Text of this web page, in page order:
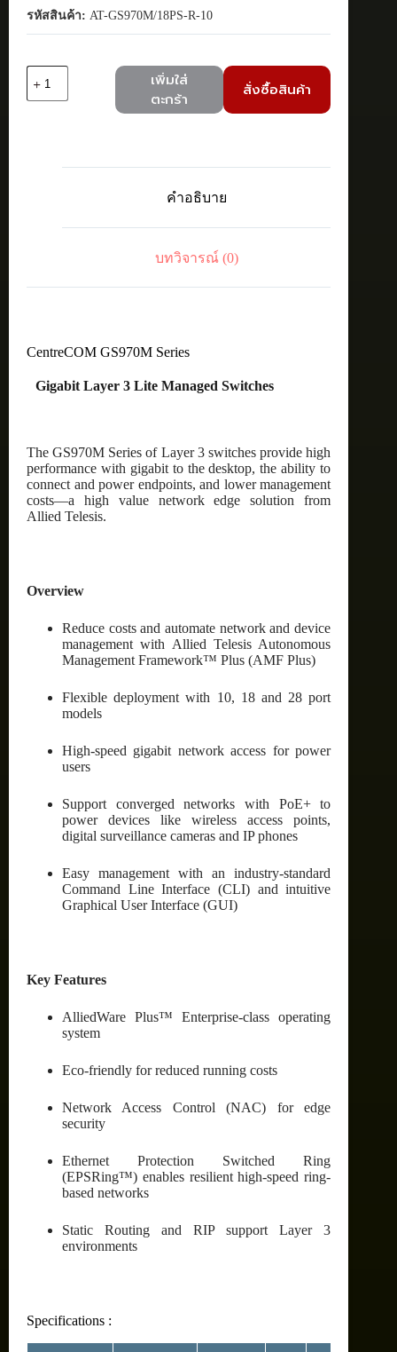
รหัสสินค้า: AT-GS970M/18PS-R-10
Allied
2
เพิ่มใส่
ตะกร้า
สั่งซื้อสินค้า
คำอธิบาย
บทวิจารณ์ (0)
CentreCOM GS970M Series
Gigabit Layer 3 Lite Managed Switches
The GS970M Series of Layer 3 switches provide high
performance with gigabit to the desktop, the ability to
connect and power endpoints, and lower management
costs—a high value network edge solution from
Allied Telesis.
Overview
Reduce costs and automate network and device
management with Allied Telesis Autonomous
Management Framework™ Plus (AMF Plus)
Flexible deployment with 10, 18 and 28 port
models
High-speed gigabit network access for power
users
Support converged networks with PoE+ to
power devices like wireless access points,
digital surveillance cameras and IP phones
Easy management with an industry-standard
Command Line Interface (CLI) and intuitive
Graphical User Interface (GUI)
Key Features
AlliedWare Plus™ Enterprise-class operating
system
Eco-friendly for reduced running costs
Network Access Control (NAC) for edge
security
Ethernet Protection Switched Ring
(EPSRing™) enables resilient high-speed ring-
based networks
Static Routing and RIP support Layer 3
environments
Specifications :